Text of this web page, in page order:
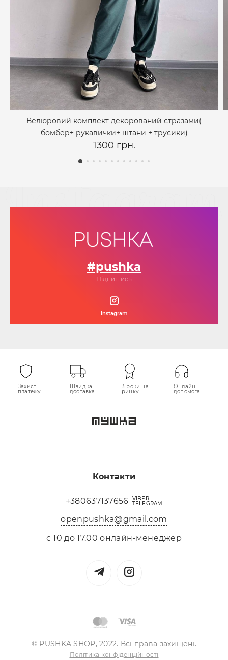
Велюровий комплект декорований стразами(
бомбер+ рукавички+ штани + трусики)
1300 грн.
#pushka
Підпишись
Instagram
Захист
платежу
Швидка
доставка
3 роки на
ринку
Онлайн
допомога
Контакти
+380637137656 VIBER
TELEGRAM
openpushka@gmail.com
с 10 до 17.00 онлайн-менеджер
© PUSHKA SHOP, 2022. Всі права захищені.
Політика конфіденційності